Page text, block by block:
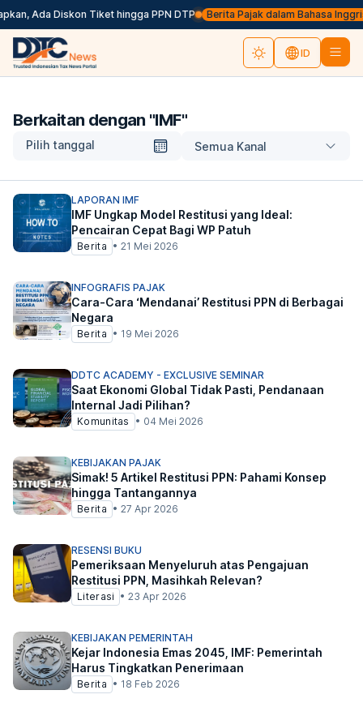
Ada Diskon Tiket hingga PPN DTP Berita Pajak dalam Bahasa
ID
Berkaitan dengan "IMF"
Pilih tanggal Semua Kanal
LAPORAN IMF
IMF Ungkap Model Restitusi yang Ideal:
Pencairan Cepat Bagi WP Patuh
Berita • 21 Mei 2026
INFOGRAFIS PAJAK
Cara-Cara ‘Mendanai’ Restitusi PPN di Berbagai
Negara
Berita • 19 Mei 2026
DDTC ACADEMY - EXCLUSIVE SEMINAR
Saat Ekonomi Global Tidak Pasti, Pendanaan
Internal Jadi Pilihan?
Komunitas • 04 Mei 2026
KEBIJAKAN PAJAK
Simak! 5 Artikel Restitusi PPN: Pahami Konsep
hingga Tantangannya
Berita • 27 Apr 2026
RESENSI BUKU
Pemeriksaan Menyeluruh atas Pengajuan
Restitusi PPN, Masihkah Relevan?
Literasi • 23 Apr 2026
KEBIJAKAN PEMERINTAH
Kejar Indonesia Emas 2045, IMF: Pemerintah
Harus Tingkatkan Penerimaan
Berita • 18 Feb 2026